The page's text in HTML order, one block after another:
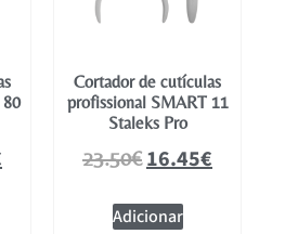
Cortador de cutículas
profissional SMART 11
Staleks Pro
23.50€16.45€
Adicionar